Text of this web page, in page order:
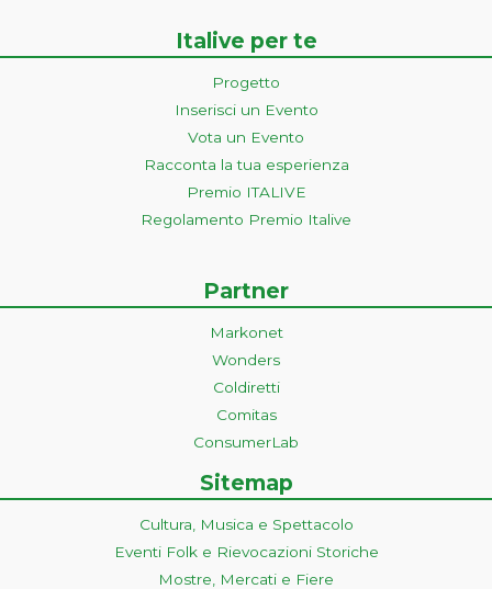
Italive per te
Progetto
Inserisci un Evento
Vota un Evento
Racconta la tua esperienza
Premio ITALIVE
Regolamento Premio Italive
Partner
Markonet
Wonders
Coldiretti
Comitas
ConsumerLab
Sitemap
Cultura, Musica e Spettacolo
Eventi Folk e Rievocazioni Storiche
Mostre, Mercati e Fiere